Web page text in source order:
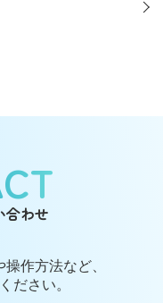
合わせ
作方法など、
ださい。